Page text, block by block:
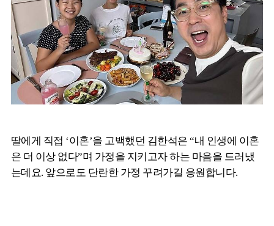
딸에게 직접 ‘이혼’을 고백했던 김한석은 “내 인생에 이혼
은 더 이상 없다”며 가정을 지키고자 하는 마음을 드러냈
는데요. 앞으로도 단란한 가정 꾸려가길 응원합니다.